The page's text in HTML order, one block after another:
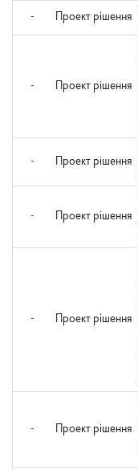
- Проект рішення
- Проект рішення
- Проект рішення
- Проект рішення
- Проект рішення
- Проект рішення